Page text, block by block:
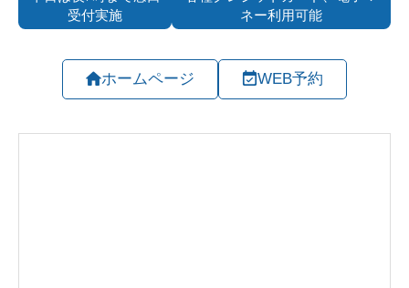
ホームページ WEB予約